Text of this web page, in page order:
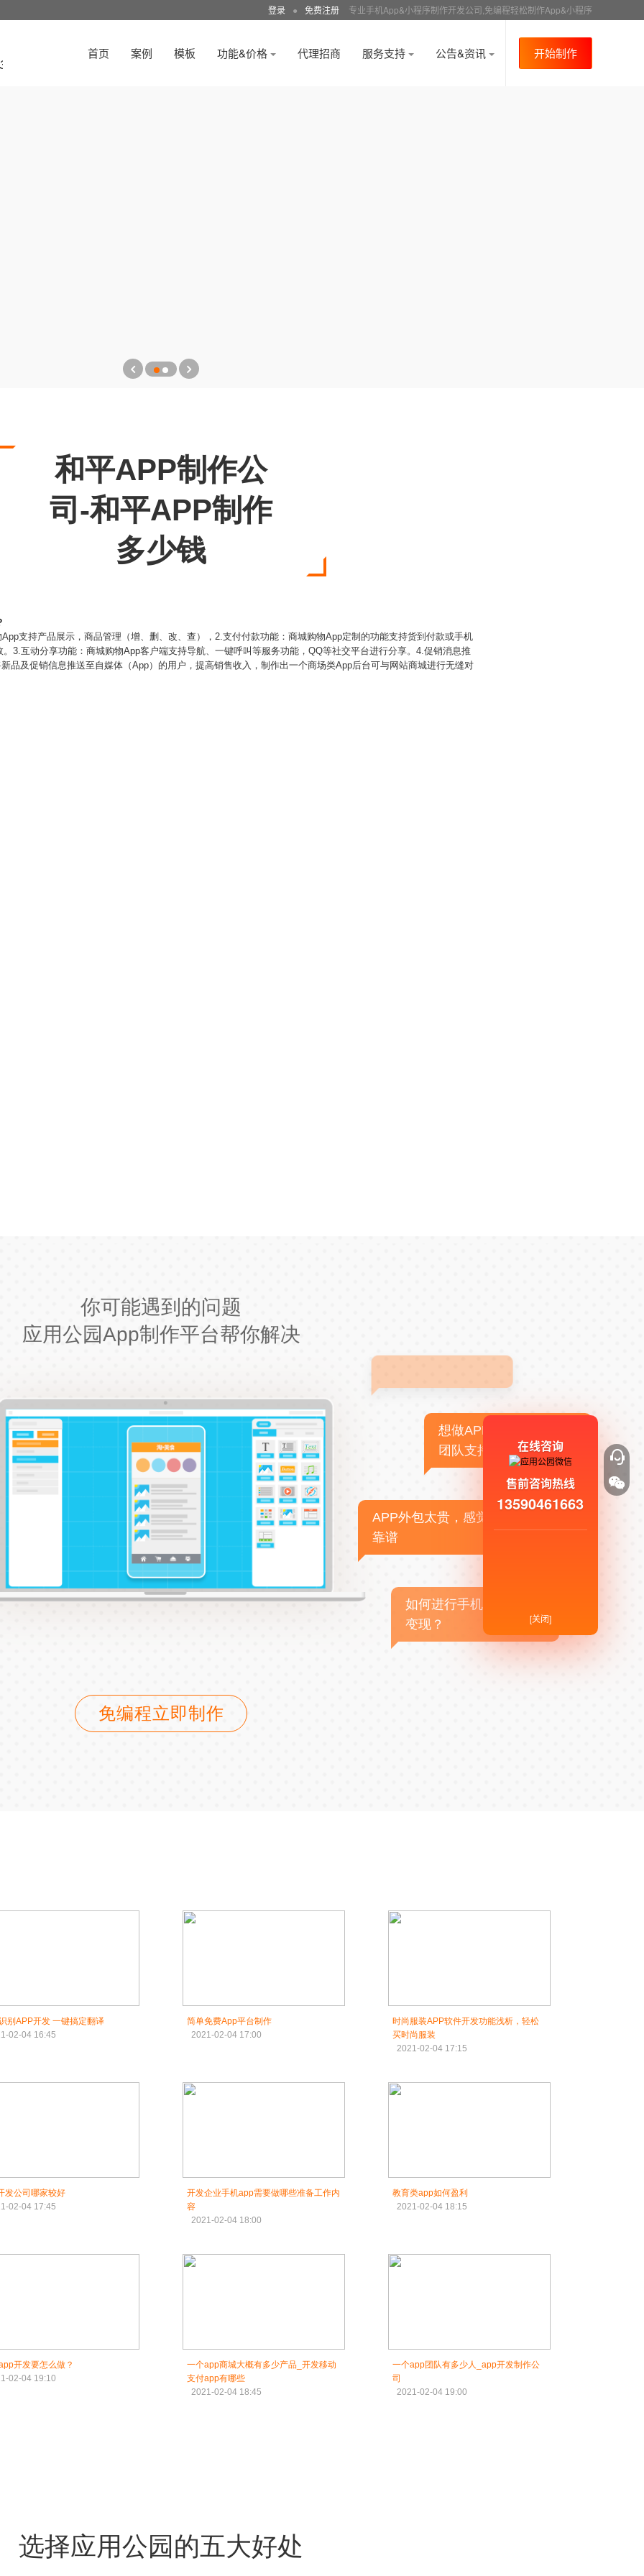
登录 ● 免费注册 专业手机App&小程序制作开发公司,免编程轻松制作App&小程序
首页 案例 模板 功能&价格 代理招商 服务支持 公告&资讯 开始制作
和平APP制作公
司-和平APP制作
多少钱
支持产品展示，商品管理（增、删、改、查），2.支付付款功能：商城购物App定制的功能支持货到付款或手机
3.互动分享功能：商城购物App客户端支持导航、一键呼叫等服务功能，QQ等社交平台进行分享。4.促销消息推
品及促销信息推送至自媒体（App）的用户，提高销售收入，制作出一个商场类App后台可与网站商城进行无缝对
你可能遇到的问题
应用公园App制作平台帮你解决
想做APP，但没有技术
团队支持
APP外包太贵，感觉不
靠谱
如何进行手机APP商业
变现？
免编程立即制作
别APP开发 一键搞定翻译
02-04 16:45
简单免费App平台制作
2021-02-04 17:00
时尚服装APP软件开发功能浅析，轻松
买时尚服装
2021-02-04 17:15
发公司哪家较好
02-04 17:45
开发企业手机app需要做哪些准备工作内
容
2021-02-04 18:00
教育类app如何盈利
2021-02-04 18:15
开发要怎么做？
02-04 19:10
一个app商城大概有多少产品_开发移动
支付app有哪些
2021-02-04 18:45
一个app团队有多少人_app开发制作公
司
2021-02-04 19:00
选择应用公园的五大好处
在线咨询
售前咨询热线
13590461663
[关闭]